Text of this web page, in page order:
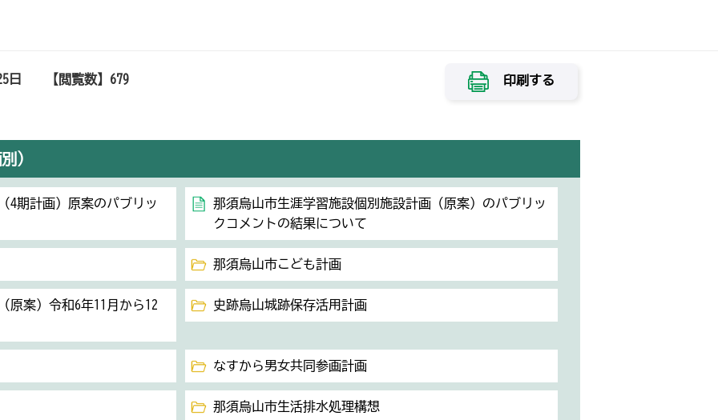
日 【閲覧数】 679 印刷する
）
4期計画）原案のパブリッ
那須烏山市生涯学習施設個別施設計画（原案）のパブリッ
クコメントの結果について
那須烏山市こども計画
原案）令和6年11月から12 史跡烏山城跡保存活用計画
なすから男女共同参画計画
那須烏山市生活排水処理構想